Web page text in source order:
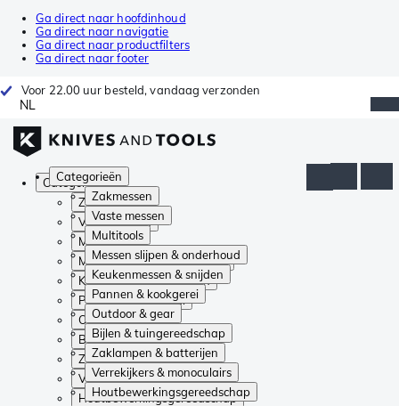
Ga direct naar hoofdinhoud
Ga direct naar navigatie
Ga direct naar productfilters
Ga direct naar footer
Voor 22.00 uur besteld, vandaag verzonden
NL
Categorieën
Zakmessen
Vaste messen
Multitools
Messen slijpen & onderhoud
Keukenmessen & snijden
Pannen & kookgerei
Outdoor & gear
Bijlen & tuingereedschap
Zaklampen & batterijen
Verrekijkers & monoculairs
Houtbewerkingsgereedschap
Categorieën
Zakmessen
Vaste messen
Multitools
Messen slijpen & onderhoud
Keukenmessen & snijden
Pannen & kookgerei
Outdoor & gear
Bijlen & tuingereedschap
Zaklampen & batterijen
Verrekijkers & monoculairs
Houtbewerkingsgereedschap